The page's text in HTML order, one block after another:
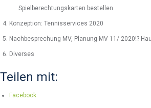
Spielberechtungskarten bestellen
Konzeption: Tennisservices 2020
Nachbesprechung MV, Planung MV 11/ 2020!?
Diverses
Teilen mit:
Facebook